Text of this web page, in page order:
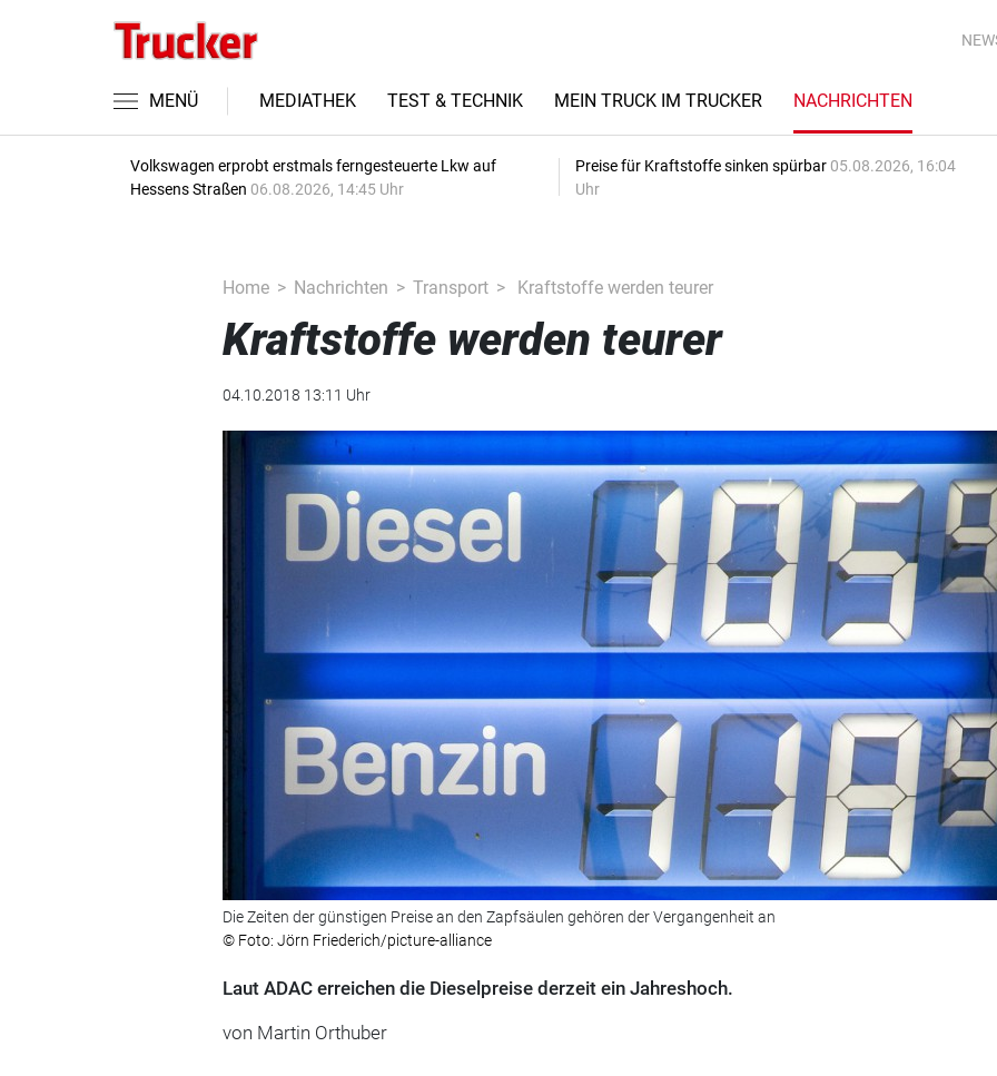
MENÜ MEDIATHEK TEST & TECHNIK MEIN TRUCK IM TRUCKER NACHRICHTEN
Volkswagen erprobt erstmals ferngesteuerte Lkw auf
Hessens Straßen 06.08.2026, 14:45 Uhr
Preise für Kraftstoffe sinken spürbar 05.08.2026, 16:04
Uhr
Home Nachrichten Transport Kraftstoffe werden teurer
Kraftstoffe werden teurer
04.10.2018 13:11 Uhr
Die Zeiten der günstigen Preise an den Zapfsäulen gehören der Vergangenheit an
© Foto: Jörn Friederich/picture-alliance
Laut ADAC erreichen die Dieselpreise derzeit ein Jahreshoch.
von Martin Orthuber